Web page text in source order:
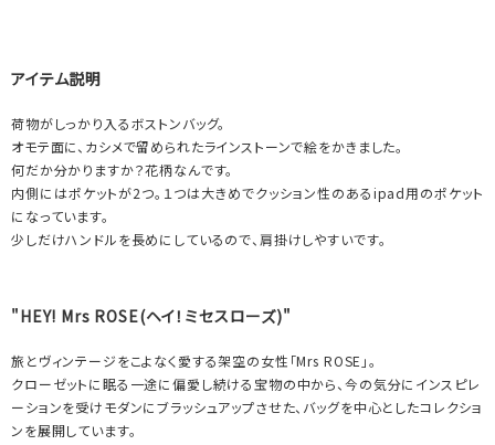
アイテム説明
荷物がしっかり入るボストンバッグ。
オモテ面に、カシメで留められたラインストーンで絵をかきました。
何だか分かりますか？花柄なんです。
内側にはポケットが2つ。１つは大きめでクッション性のあるipad用のポケット
になっています。
少しだけハンドルを長めにしているので、肩掛けしやすいです。
"HEY! Mrs ROSE(ヘイ！ミセスローズ)"
旅とヴィンテージをこよなく愛する架空の女性「Mrs ROSE」。
クローゼットに眠る一途に偏愛し続ける宝物の中から、今の気分にインスピレ
ーションを受けモダンにブラッシュアップさせた、バッグを中心としたコレクショ
ンを展開しています。